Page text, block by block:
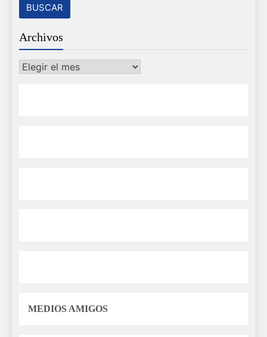
Archivos
Archivos
MEDIOS AMIGOS